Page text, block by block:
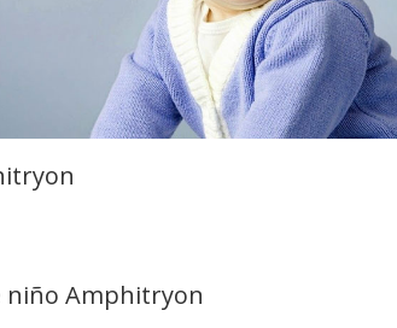
niño Amphitryon